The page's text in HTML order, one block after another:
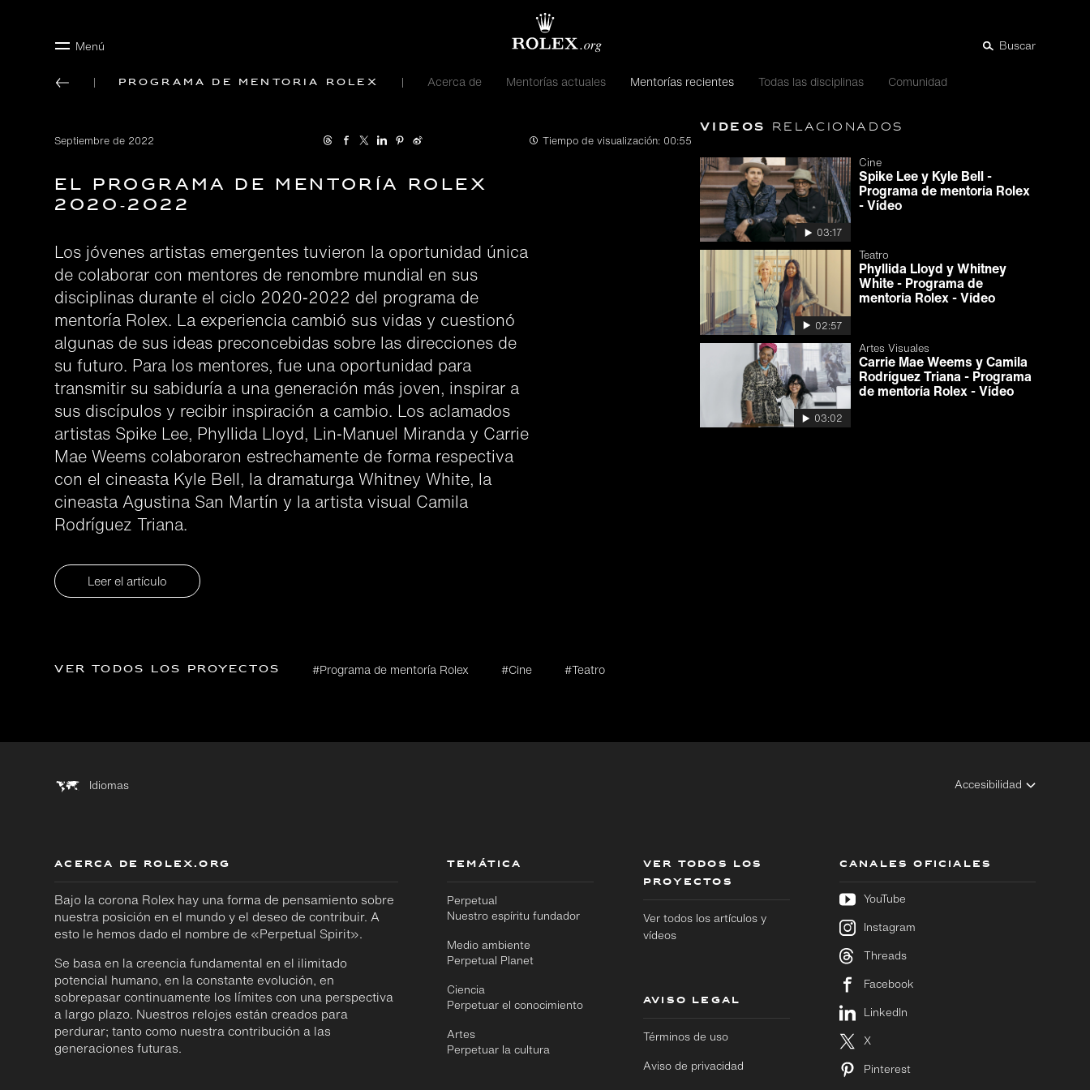
Menú Buscar
Programa de mentoría Rolex Acerca de Mentorías actuales Mentorías recientes Todas las disciplinas Comunidad
Septiembre de 2022 Tiempo de visualización: 00:55
El programa de mentoría Rolex
2020‑2022
Los jóvenes artistas emergentes tuvieron la oportunidad única
de colaborar con mentores de renombre mundial en sus
disciplinas durante el ciclo 2020‑2022 del programa de
mentoría Rolex. La experiencia cambió sus vidas y cuestionó
algunas de sus ideas preconcebidas sobre las direcciones de
su futuro. Para los mentores, fue una oportunidad para
transmitir su sabiduría a una generación más joven, inspirar a
sus discípulos y recibir inspiración a cambio. Los aclamados
artistas Spike Lee, Phyllida Lloyd, Lin‑Manuel Miranda y Carrie
Mae Weems colaboraron estrechamente de forma respectiva
con el cineasta Kyle Bell, la dramaturga Whitney White, la
cineasta Agustina San Martín y la artista visual Camila
Rodríguez Triana.
Leer el artículo
Vídeos relacionados
03:17
Cine
Spike Lee y Kyle Bell -
Programa de mentoría Rolex
- Vídeo
02:57
Teatro
Phyllida Lloyd y Whitney
White - Programa de
mentoría Rolex - Vídeo
03:02
Artes Visuales
Carrie Mae Weems y Camila
Rodríguez Triana - Programa
de mentoría Rolex - Vídeo
Ver todos los proyectos #Programa de mentoría Rolex #Cine #Teatro
Idiomas Accesibilidad
ACERCA DE ROLEX.ORG
Bajo la corona Rolex hay una forma de pensamiento sobre
nuestra posición en el mundo y el deseo de contribuir. A
esto le hemos dado el nombre de «Perpetual Spirit».
Se basa en la creencia fundamental en el ilimitado
potencial humano, en la constante evolución, en
sobrepasar continuamente los límites con una perspectiva
a largo plazo. Nuestros relojes están creados para
perdurar; tanto como nuestra contribución a las
generaciones futuras.
TEMÁTICA
Perpetual
Nuestro espíritu fundador
Medio ambiente
Perpetual Planet
Ciencia
Perpetuar el conocimiento
Artes
Perpetuar la cultura
VER TODOS LOS
PROYECTOS
Ver todos los artículos y
vídeos
AVISO LEGAL
Términos de uso
Aviso de privacidad
CANALES OFICIALES
YouTube
Instagram
Threads
Facebook
LinkedIn
X
Pinterest